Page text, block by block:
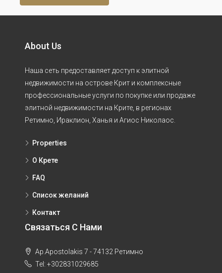
About Us
Наша сеть предоставляет доступ к элитной
недвижимости на острове Крит и комплексные
профессиональные услуги по покупке или продаже
элитной недвижимости на Крите, в регионах
Ретимно, Ираклион, Ханья и Агиос Николаос.
Properties
O Крете
FAQ
Список желаний
Контакт
Связаться С Нами
Ap.Apostolakis 7 - 74132 Ретимно
Tel: +302831029685